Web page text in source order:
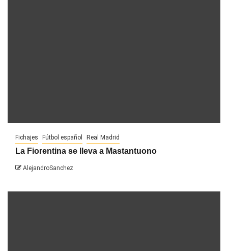
Fichajes Fútbol español Real Madrid
La Fiorentina se lleva a Mastantuono
AlejandroSanchez